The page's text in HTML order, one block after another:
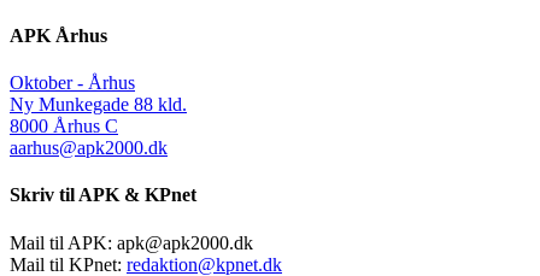
APK Århus
Oktober - Århus
Ny Munkegade 88 kld.
8000 Århus C
aarhus@apk2000.dk
Skriv til APK & KPnet
Mail til APK: apk@apk2000.dk
Mail til KPnet: redaktion@kpnet.dk